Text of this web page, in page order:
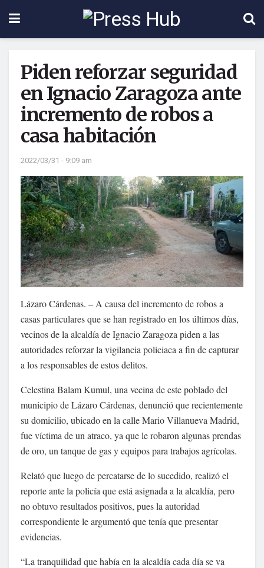
Piden reforzar seguridad
en Ignacio Zaragoza ante
incremento de robos a
casa habitación
2022/03/31 - 9:09 am
Lázaro Cárdenas. – A causa del incremento de robos a
casas particulares que se han registrado en los últimos días,
vecinos de la alcaldía de Ignacio Zaragoza piden a las
autoridades reforzar la vigilancia policiaca a fin de capturar
a los responsables de estos delitos.
Celestina Balam Kumul, una vecina de este poblado del
municipio de Lázaro Cárdenas, denunció que recientemente
su domicilio, ubicado en la calle Mario Villanueva Madrid,
fue víctima de un atraco, ya que le robaron algunas prendas
de oro, un tanque de gas y equipos para trabajos agrícolas.
Relató que luego de percatarse de lo sucedido, realizó el
reporte ante la policía que está asignada a la alcaldía, pero
no obtuvo resultados positivos, pues la autoridad
correspondiente le argumentó que tenía que presentar
evidencias.
“La tranquilidad que había en la alcaldía cada día se va